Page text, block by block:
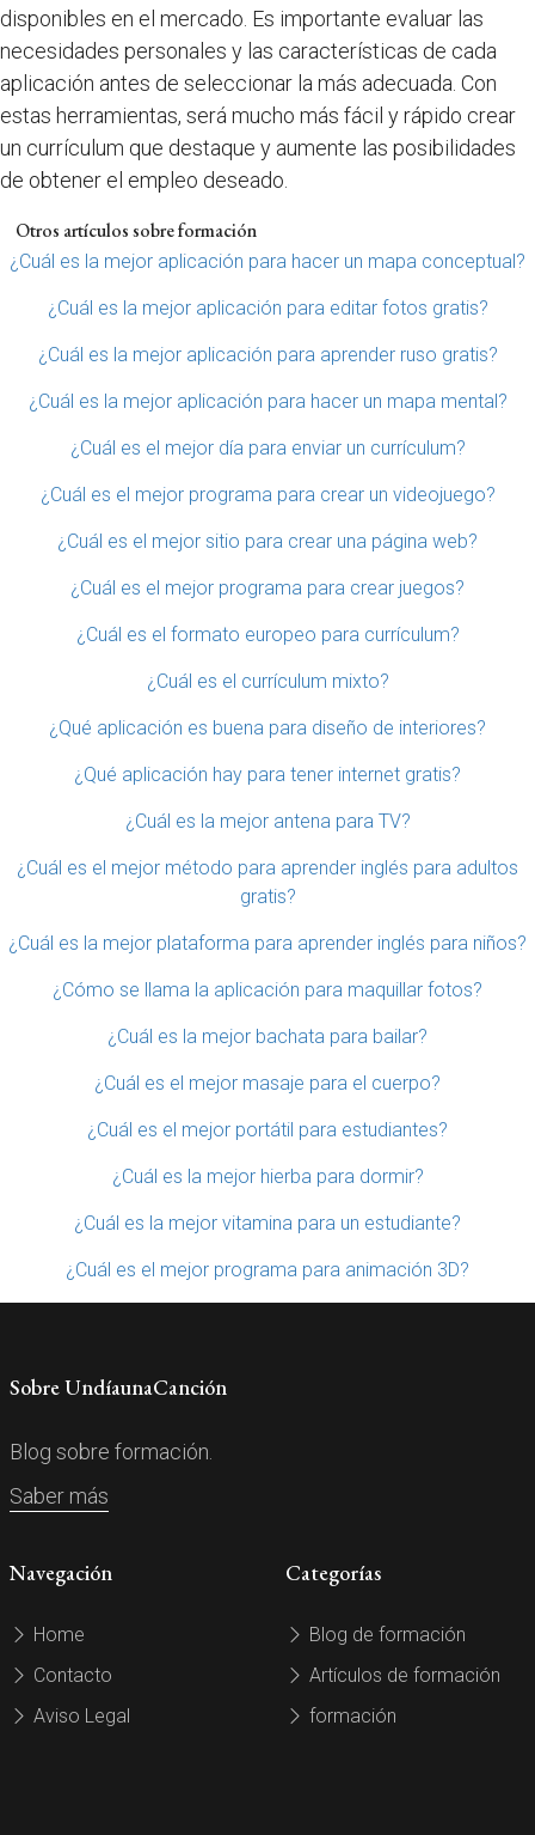
disponibles en el mercado. Es importante evaluar las
necesidades personales y las características de cada
aplicación antes de seleccionar la más adecuada. Con
estas herramientas, será mucho más fácil y rápido crear
un currículum que destaque y aumente las posibilidades
de obtener el empleo deseado.
Otros artículos sobre formación
¿Cuál es la mejor aplicación para hacer un mapa conceptual?
¿Cuál es la mejor aplicación para editar fotos gratis?
¿Cuál es la mejor aplicación para aprender ruso gratis?
¿Cuál es la mejor aplicación para hacer un mapa mental?
¿Cuál es el mejor día para enviar un currículum?
¿Cuál es el mejor programa para crear un videojuego?
¿Cuál es el mejor sitio para crear una página web?
¿Cuál es el mejor programa para crear juegos?
¿Cuál es el formato europeo para currículum?
¿Cuál es el currículum mixto?
¿Qué aplicación es buena para diseño de interiores?
¿Qué aplicación hay para tener internet gratis?
¿Cuál es la mejor antena para TV?
¿Cuál es el mejor método para aprender inglés para adultos
gratis?
¿Cuál es la mejor plataforma para aprender inglés para niños?
¿Cómo se llama la aplicación para maquillar fotos?
¿Cuál es la mejor bachata para bailar?
¿Cuál es el mejor masaje para el cuerpo?
¿Cuál es el mejor portátil para estudiantes?
¿Cuál es la mejor hierba para dormir?
¿Cuál es la mejor vitamina para un estudiante?
¿Cuál es el mejor programa para animación 3D?
Sobre UndíaunaCanción
Blog sobre formación.
Saber más
Navegación
Home
Contacto
Aviso Legal
Categorías
Blog de formación
Artículos de formación
formación